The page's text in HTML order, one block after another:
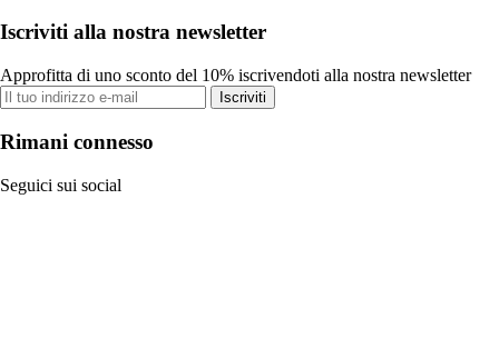
Iscriviti alla nostra newsletter
Approfitta di uno sconto del 10% iscrivendoti alla nostra newsletter
Iscriviti
Rimani connesso
Seguici sui social